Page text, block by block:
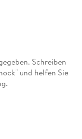
Schreiben
und helfen Sie